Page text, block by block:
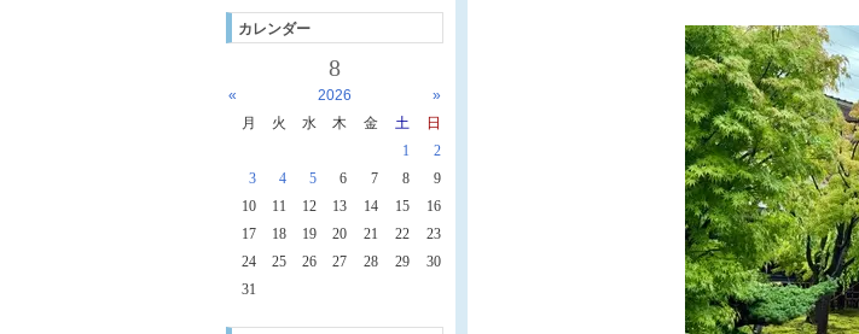
カレンダー
8
« 2026
»
月
火 水 木 金 土
日
1
2
3
4 5 6 7 8
9
10
11 12 13 14 15
16
17
18 19 20 21 22
23
24
25 26 27 28 29
30
31